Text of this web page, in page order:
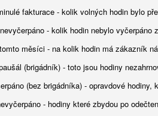
fakturace - kolik volných hodin bylo
- kolik hodin nebylo
měsíci - na kolik hodin má zákazník
(brigádník) - toto jsou hodiny
(bez brigádníka) - opravdové
- hodiny které zbydou po